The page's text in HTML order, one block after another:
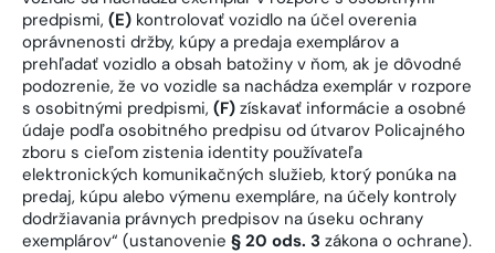
predpismi, (E) kontrolovať vozidlo na účel overenia
oprávnenosti držby, kúpy a predaja exemplárov a
prehľadať vozidlo a obsah batožiny v ňom, ak je dôvodné
podozrenie, že vo vozidle sa nachádza exemplár v rozpore
s osobitnými predpismi, (F) získavať informácie a osobné
údaje podľa osobitného predpisu od útvarov Policajného
zboru s cieľom zistenia identity používateľa
elektronických komunikačných služieb, ktorý ponúka na
predaj, kúpu alebo výmenu exempláre, na účely kontroly
dodržiavania právnych predpisov na úseku ochrany
exemplárov“ (ustanovenie § 20 ods. 3 zákona o ochrane).